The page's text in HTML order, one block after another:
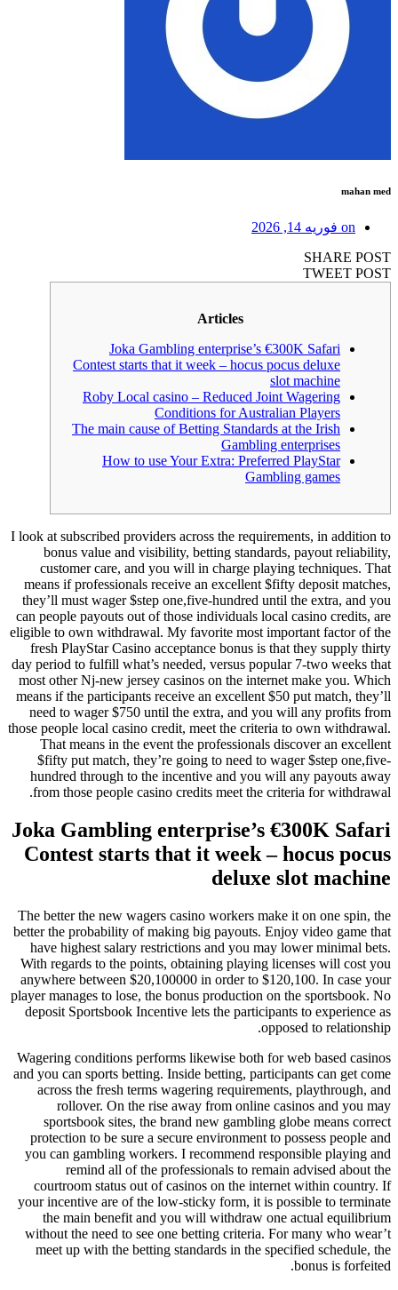
mahan med
on فوریه 14, 2026
SHARE POST
TWEET POST
Articles
Joka Gambling enterprise’s €300K Safari
Contest starts that it week – hocus pocus deluxe
slot machine
Roby Local casino – Reduced Joint Wagering
Conditions for Australian Players
The main cause of Betting Standards at the Irish
Gambling enterprises
How to use Your Extra: Preferred PlayStar
Gambling games
I look at subscribed providers across the requirements, in addition to
bonus value and visibility, betting standards, payout reliability,
customer care, and you will in charge playing techniques. That
means if professionals receive an excellent $fifty deposit matches,
they’ll must wager $step one,five-hundred until the extra, and you
can people payouts out of those individuals local casino credits, are
eligible to own withdrawal. My favorite most important factor of the
fresh PlayStar Casino acceptance bonus is that they supply thirty
day period to fulfill what’s needed, versus popular 7-two weeks that
most other Nj-new jersey casinos on the internet make you. Which
means if the participants receive an excellent $50 put match, they’ll
need to wager $750 until the extra, and you will any profits from
those people local casino credit, meet the criteria to own withdrawal.
That means in the event the professionals discover an excellent
$fifty put match, they’re going to need to wager $step one,five-
hundred through to the incentive and you will any payouts away
from those people casino credits meet the criteria for withdrawal.
Joka Gambling enterprise’s €300K Safari
Contest starts that it week – hocus pocus
deluxe slot machine
The better the new wagers casino workers make it on one spin, the
better the probability of making big payouts. Enjoy video game that
have highest salary restrictions and you may lower minimal bets.
With regards to the points, obtaining playing licenses will cost you
anywhere between $20,100000 in order to $120,100. In case your
player manages to lose, the bonus production on the sportsbook. No
deposit Sportsbook Incentive lets the participants to experience as
opposed to relationship.
Wagering conditions performs likewise both for web based casinos
and you can sports betting. Inside betting, participants can get come
across the fresh terms wagering requirements, playthrough, and
rollover. On the rise away from online casinos and you may
sportsbook sites, the brand new gambling globe means correct
protection to be sure a secure environment to possess people and
you can gambling workers. I recommend responsible playing and
remind all of the professionals to remain advised about the
courtroom status out of casinos on the internet within country. If
your incentive are of the low-sticky form, it is possible to terminate
the main benefit and you will withdraw one actual equilibrium
without the need to see one betting criteria. For many who wear’t
meet up with the betting standards in the specified schedule, the
bonus is forfeited.